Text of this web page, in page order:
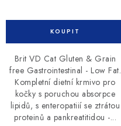
Brit VD Cat Gluten & Grain
free Gastrointestinal - Low Fat.
Kompletní dietní krmivo pro
kočky s poruchou absorpce
lipidů, s enteropatiií se ztrátou
proteinů a pankreatitidou -...